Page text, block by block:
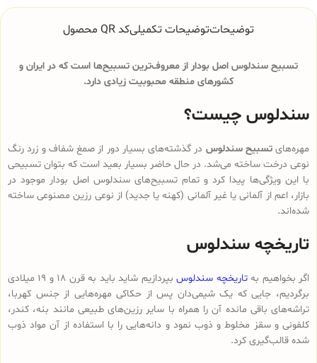
توضیحاتتوضیحات تکمیلیکد QR محصول
تسبیح سندلوس اصل بودار از معروف‌ترین تسبیح‌ها است که در ایران و
کشورهای منطقه محبوبیت زیادی دارد.
سندلوس چیست؟
مهره‌هایتسبیح سندلوس در گذشته‌های بسیار دور از صمغ شفاف و زرد رنگ
نوعی درخت ساخته می‌شد. در حال حاضر بسیار بعید است که بتوان تسبیحی
با این ویژگی‌ها پیدا کرد و تمام تسبیح‌های سندلوس‌ اصل بودار موجود در
بازار، اعم از آلمانی یا غیر آلمانی (کهنه یا جدید) از نوعی رزین مصنوعی ساخته
شده‌اند.
تاریخچه سندلوس
اگر بخواهیم بهتاریخچه سندلوس
بپردازیم شاید باید به قرن 18 و 19 میلادی
برگردیم، جایی که یک شیمی‌دان پس از حکاکی مهره‌هایی از جنس کهربا،
تراشه‌های باقی مانده آن را همراه با سایر رزین‌های طبیعی مانند بنه، کندر،
کلفونی و سقز مخلوط و ذوب نمود و دانه‌هایی را با استفاده از آن مواد ذوب
شده قالب‌گیری کرد.